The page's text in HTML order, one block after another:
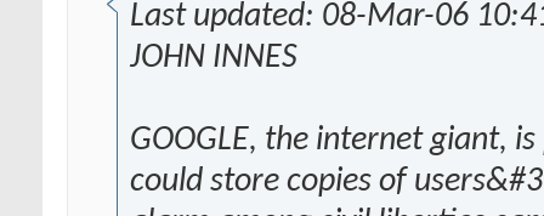
Last updated: 08-Mar-06
JOHN INNES
GOOGLE, the internet giant,
could store copies of